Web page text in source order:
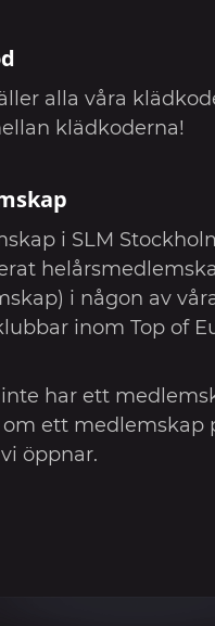
alla våra
klädkoderna!
i SLM
i någon av
inom Top of
har ett
om ett medlemskap
öppnar.